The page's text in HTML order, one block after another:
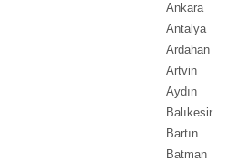
Ankara
Antalya
Ardahan
Artvin
Aydın
Balıkesir
Bartın
Batman